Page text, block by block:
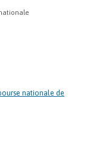
nationale de